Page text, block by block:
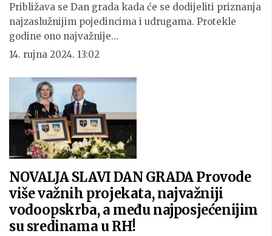
Približava se Dan grada kada će se dodijeliti priznanja
najzaslužnijim pojedincima i udrugama. Protekle
godine ono najvažnije…
14. rujna 2024. 13:02
NOVALJA SLAVI DAN GRADA Provode
više važnih projekata, najvažniji
vodoopskrba, a među najposjećenijim
su sredinama u RH!